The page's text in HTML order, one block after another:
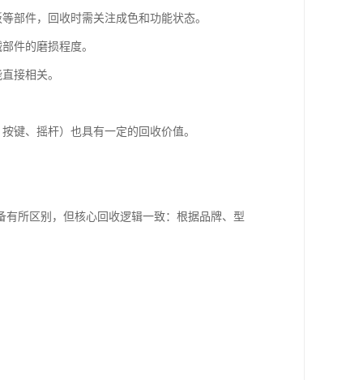
部件，回收时需关注成色和功能状态。
件的磨损程度。
接相关。
键、摇杆）也具有一定的回收价值。
所区别，但核心回收逻辑一致：根据品牌、型